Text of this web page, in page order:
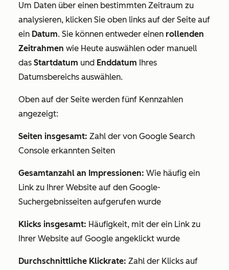
Um Daten über einen bestimmten Zeitraum zu
analysieren, klicken Sie oben links auf der Seite auf
ein Datum. Sie können entweder einen rollenden
Zeitrahmen wie Heute auswählen oder manuell
das Startdatum und Enddatum Ihres
Datumsbereichs auswählen.
Oben auf der Seite werden fünf Kennzahlen
angezeigt:
Seiten insgesamt: Zahl der von Google Search
Console erkannten Seiten
Gesamtanzahl an Impressionen: Wie häufig ein
Link zu Ihrer Website auf den Google-
Suchergebnisseiten aufgerufen wurde
Klicks insgesamt: Häufigkeit, mit der ein Link zu
Ihrer Website auf Google angeklickt wurde
Durchschnittliche Klickrate: Zahl der Klicks auf